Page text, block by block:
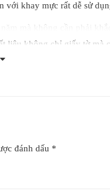
khay mực rất dễ sử
mà không cần phải
liệu không chỉ giấy tờ
đánh dấu *